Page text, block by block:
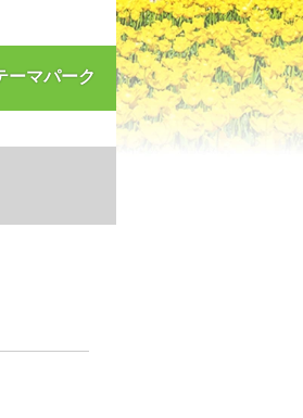
ーマパーク